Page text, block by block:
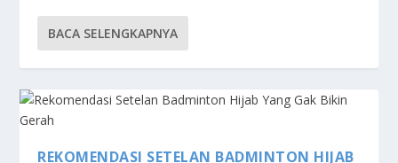
BACA SELENGKAPNYA
REKOMENDASI SETELAN BADMINTON HIJAB